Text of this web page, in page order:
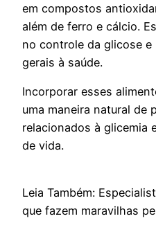
em compostos
além de ferro e cálcio.
no controle da glicose
gerais à saúde.
Incorporar esses
uma maneira natural de
relacionados à glicemia
de vida.
Leia Também:
que fazem maravilhas